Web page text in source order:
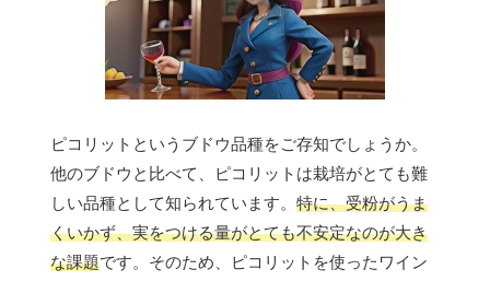
ピコリットというブドウ品種をご存知でしょうか。
他のブドウと比べて、ピコリットは栽培がとても難
しい品種として知られています。 特に、受粉がうま
くいかず、実をつける量がとても不安定なのが大き
な課題です。そのため、ピコリットを使ったワイン